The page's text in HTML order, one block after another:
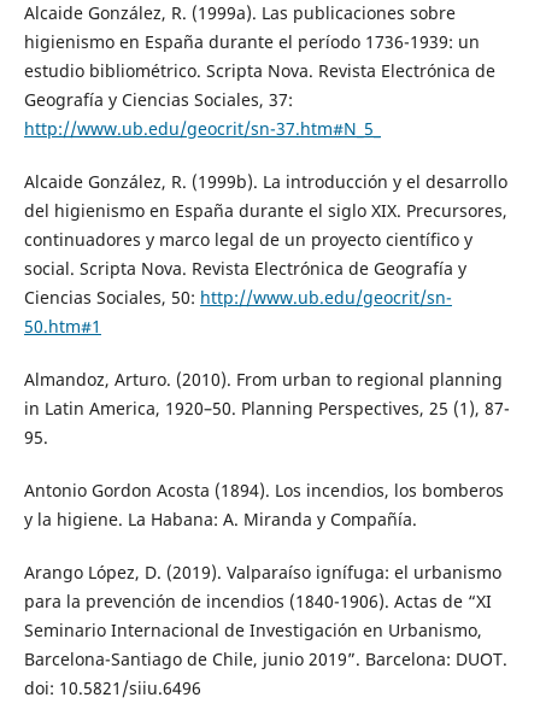
Alcaide González, R. (1999a). Las publicaciones sobre
higienismo en España durante el período 1736-1939: un
estudio bibliométrico. Scripta Nova. Revista Electrónica de
Geografía y Ciencias Sociales, 37:
http://www.ub.edu/geocrit/sn-37.htm#N_5_
Alcaide González, R. (1999b). La introducción y el desarrollo
del higienismo en España durante el siglo XIX. Precursores,
continuadores y marco legal de un proyecto científico y
social. Scripta Nova. Revista Electrónica de Geografía y
Ciencias Sociales, 50: http://www.ub.edu/geocrit/sn-
50.htm#1
Almandoz, Arturo. (2010). From urban to regional planning
in Latin America, 1920–50. Planning Perspectives, 25 (1), 87-
95.
Antonio Gordon Acosta (1894). Los incendios, los bomberos
y la higiene. La Habana: A. Miranda y Compañía.
Arango López, D. (2019). Valparaíso ignífuga: el urbanismo
para la prevención de incendios (1840-1906). Actas de “XI
Seminario Internacional de Investigación en Urbanismo,
Barcelona-Santiago de Chile, junio 2019”. Barcelona: DUOT.
doi: 10.5821/siiu.6496